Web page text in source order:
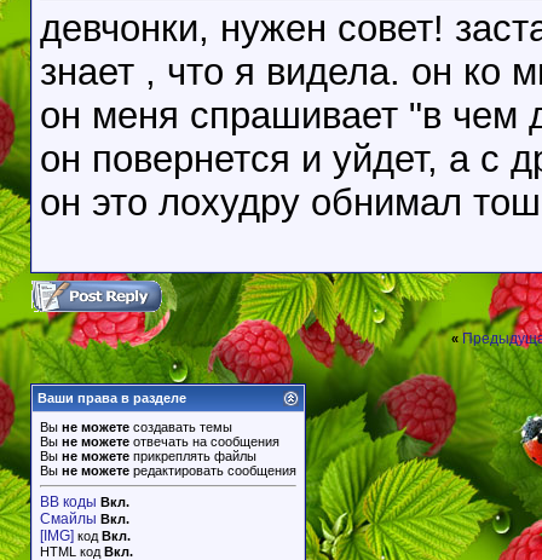
девчонки, нужен совет!
знает , что я видела. он ко
он меня спрашивает "в чем
он повернется и уйдет, а с
он это лохудру обнимал
«
Ваши права в разделе
Вы не можете создавать темы
Вы не можете отвечать на сообщения
Вы не можете прикреплять файлы
Вы не можете редактировать сообщения
BB коды Вкл.
Смайлы Вкл.
[IMG] код Вкл.
HTML код Вкл.